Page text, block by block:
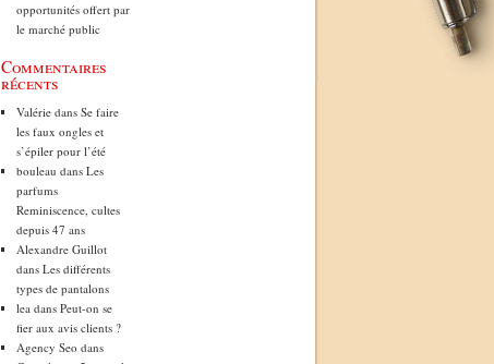
opportunités offert par
le marché public
Commentaires
récents
Valérie dansSe faire
les faux ongles et
s’épiler pour l’été
bouleau dansLes
parfums
Reminiscence, cultes
depuis 47 ans
Alexandre Guillot
dansLes différents
types de pantalons
lea dansPeut-on se
fier aux avis clients ?
Agency Seo dans